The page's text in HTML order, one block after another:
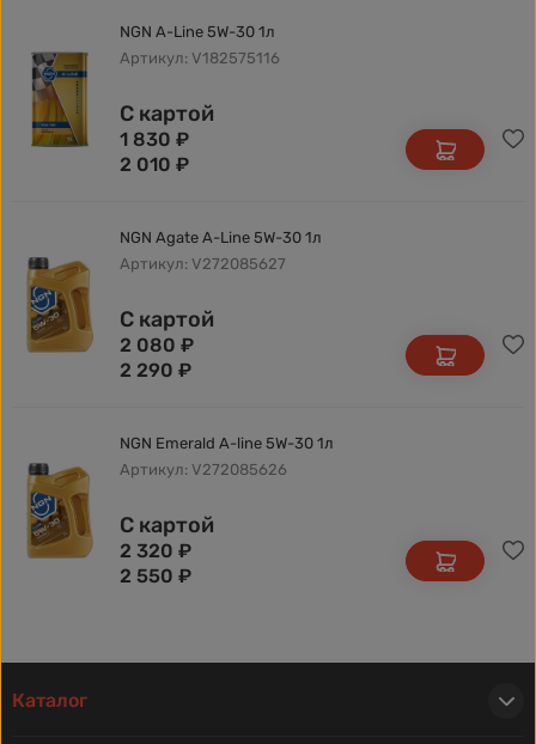
NGN A-Line 5W-30 1л
Артикул: V182575116
С картой
1 830 ₽
2 010 ₽
NGN Agate A-Line 5W-30 1л
Артикул: V272085627
С картой
2 080 ₽
2 290 ₽
NGN Emerald A-line 5W-30 1л
Артикул: V272085626
С картой
2 320 ₽
2 550 ₽
Каталог